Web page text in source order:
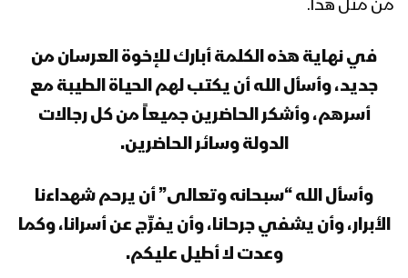
من مثل هذا.
في نهاية هذه الكلمة أبارك للإخوة العرسان من
جديد، وأسأل الله أن يكتب لهم الحياة الطيبة مع
أسرهم، وأشكر الحاضرين جميعاً من كل رجالات
الدولة وسائر الحاضرين.
وأسأل الله “سبحانه وتعالى” أن يرحم شهداءنا
الأبرار، وأن يشفي جرحانا، وأن يفرِّج عن أسرانا، وكما
وعدت لا أطيل عليكم.